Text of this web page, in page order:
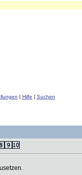
| Hilfe | Suchen